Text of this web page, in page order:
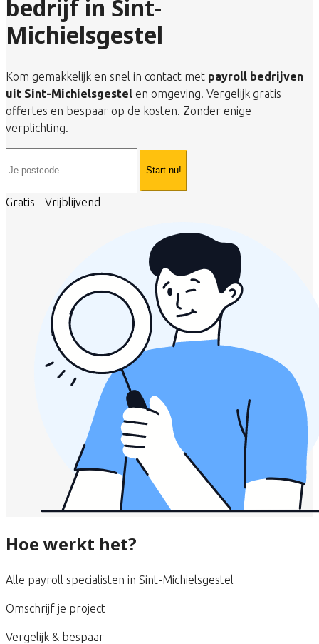
bedrijf in Sint-
Michielsgestel
Kom gemakkelijk en snel in contact met payroll bedrijven
uit Sint-Michielsgestel en omgeving. Vergelijk gratis
offertes en bespaar op de kosten. Zonder enige
verplichting.
Start nu!
Gratis - Vrijblijvend
Hoe werkt het?
Alle payroll specialisten in Sint-Michielsgestel
Omschrijf je project
Vergelijk & bespaar